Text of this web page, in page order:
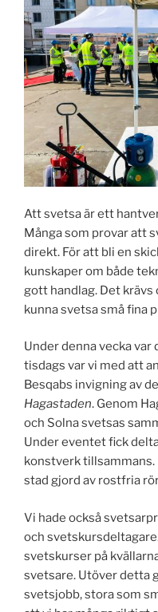
Att svetsa är ett
Många som provar att
direkt. För att bli en
kunskaper om både
gott handlag. Det
kunna svetsa små fina
Under denna vecka var
tisdags var vi med att
Besqabs invigning av
Hagastaden. Genom
och Solna svetsas
Under eventet fick
konstverk
stad gjord av rostfria
Vi hade också
och
svetskurser på
svetsare. Utöver detta
svetsjobb, stora som